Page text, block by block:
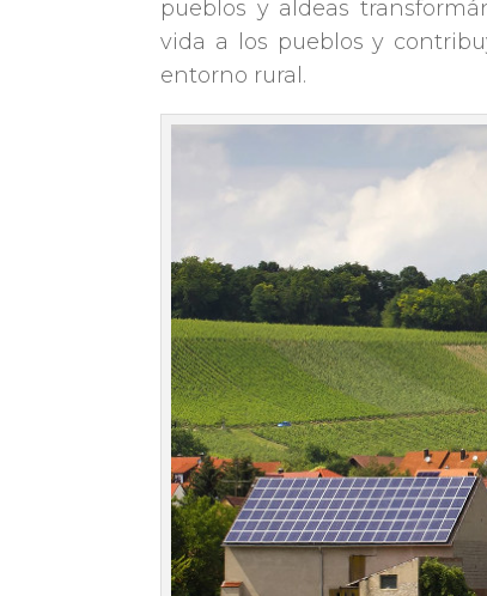
pueblos y aldeas
vida a los pueblos y
entorno rural.